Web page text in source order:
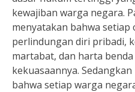
kewajiban warga negara.
menyatakan bahwa
perlindungan diri pribadi,
martabat, dan harta
kekuasaannya.
bahwa setiap warga